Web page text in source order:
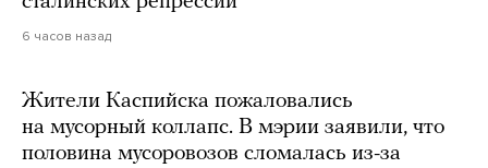
6 часов назад
Жители Каспийска пожаловались
на мусорный коллапс. В мэрии заявили, что
половина мусоровозов сломалась из-за